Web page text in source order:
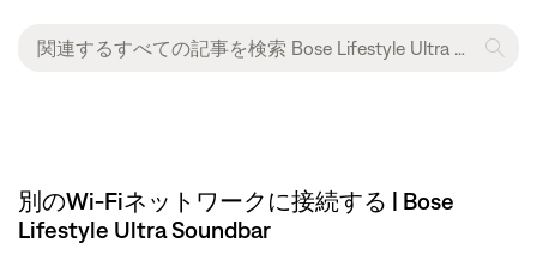
別のWi-Fiネットワークに接続する | Bose
Lifestyle Ultra Soundbar